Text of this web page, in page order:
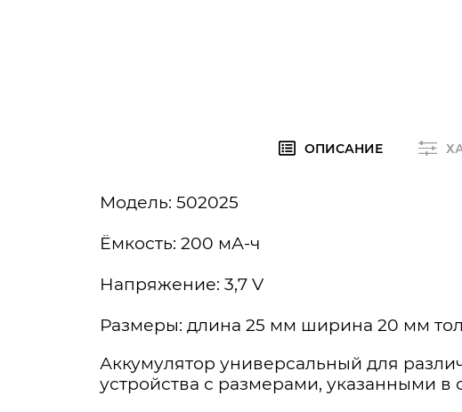
ОПИСАНИЕ
Модель: 502025
Ёмкость: 200 мА-ч
Напряжение: 3,7 V
Размеры: длина 25 мм ширина 20 мм
Аккумулятор универсальный для
устройства с размерами, указанными в